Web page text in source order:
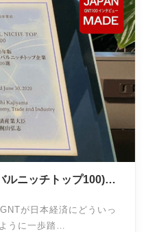
ルニッチトップ100)イ
が日本経済にどういっ
うに一歩踏…